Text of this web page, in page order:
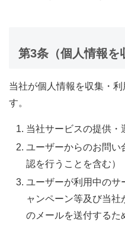
第3条（個人情報を
当社が個人情報を収集・
す。
当社サービスの提供・
ユーザーからのお問い
認を行うことを含む）
ユーザーが利用中のサ
ャンペーン等及び当
のメールを送付するた